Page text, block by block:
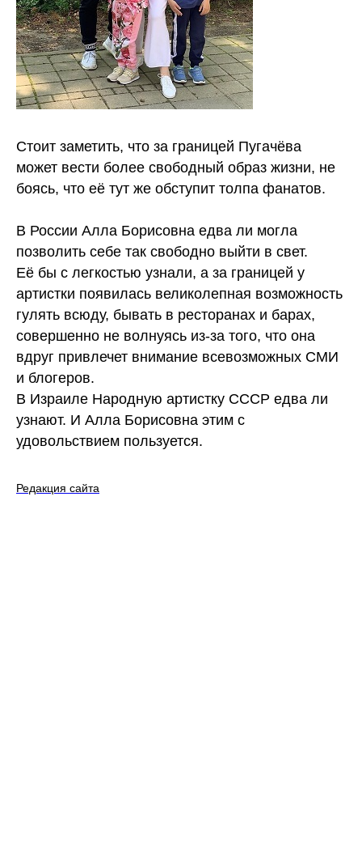
Стоит заметить, что за границей Пугачёва
может вести более свободный образ жизни, не
боясь, что её тут же обступит толпа фанатов.
В России Алла Борисовна едва ли могла
позволить себе так свободно выйти в свет.
Её бы с легкостью узнали, а за границей у
артистки появилась великолепная возможность
гулять всюду, бывать в ресторанах и барах,
совершенно не волнуясь из-за того, что она
вдруг привлечет внимание всевозможных СМИ
и блогеров.
В Израиле Народную артистку СССР едва ли
узнают. И Алла Борисовна этим с
удовольствием пользуется.
Редакция сайта